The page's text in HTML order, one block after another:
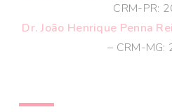
CRM-PR:
Dr. João Henrique Penna
– CRM-MG: